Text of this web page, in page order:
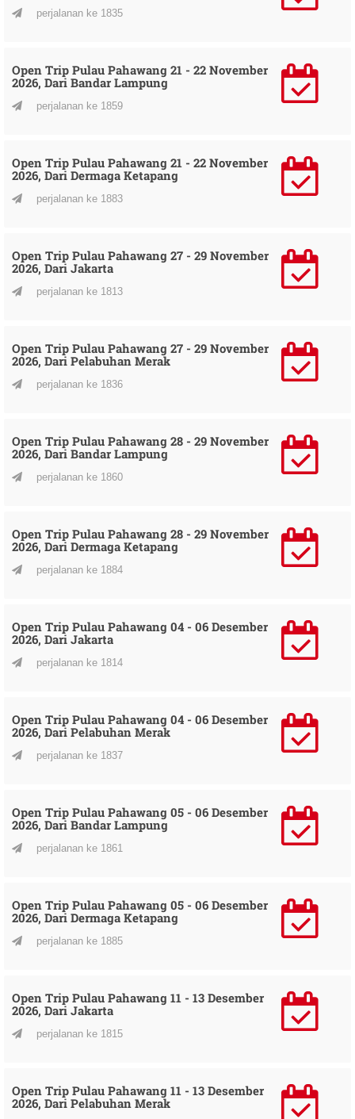
perjalanan ke 1835
Open Trip Pulau Pahawang 21 - 22 November
2026, Dari Bandar Lampung
perjalanan ke 1859
Open Trip Pulau Pahawang 21 - 22 November
2026, Dari Dermaga Ketapang
perjalanan ke 1883
Open Trip Pulau Pahawang 27 - 29 November
2026, Dari Jakarta
perjalanan ke 1813
Open Trip Pulau Pahawang 27 - 29 November
2026, Dari Pelabuhan Merak
perjalanan ke 1836
Open Trip Pulau Pahawang 28 - 29 November
2026, Dari Bandar Lampung
perjalanan ke 1860
Open Trip Pulau Pahawang 28 - 29 November
2026, Dari Dermaga Ketapang
perjalanan ke 1884
Open Trip Pulau Pahawang 04 - 06 Desember
2026, Dari Jakarta
perjalanan ke 1814
Open Trip Pulau Pahawang 04 - 06 Desember
2026, Dari Pelabuhan Merak
perjalanan ke 1837
Open Trip Pulau Pahawang 05 - 06 Desember
2026, Dari Bandar Lampung
perjalanan ke 1861
Open Trip Pulau Pahawang 05 - 06 Desember
2026, Dari Dermaga Ketapang
perjalanan ke 1885
Open Trip Pulau Pahawang 11 - 13 Desember
2026, Dari Jakarta
perjalanan ke 1815
Open Trip Pulau Pahawang 11 - 13 Desember
2026, Dari Pelabuhan Merak